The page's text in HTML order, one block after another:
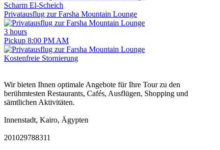
Scharm El-Scheich
Privatausflug zur Farsha Mountain Lounge
3 hours
Pickup 8:00 PM AM
Kostenfreie Stornierung
Wir bieten Ihnen optimale Angebote für Ihre Tour zu den
berühmtesten Restaurants, Cafés, Ausflügen, Shopping und
sämtlichen Aktivitäten.
Innenstadt, Kairo, Ägypten
201029788311